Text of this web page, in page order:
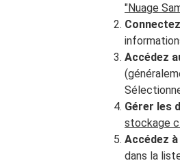
"Nuage
Accédez
Gérer les
stockage
Accédez
dans la